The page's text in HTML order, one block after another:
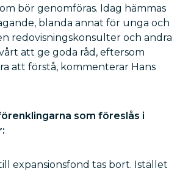
bör genomföras. Idag hämmas
blanda annat för unga och
redovisningskonsulter och andra
att ge goda råd, eftersom
att förstå, kommenterar Hans
som föreslås i
expansionsfond tas bort. Istället